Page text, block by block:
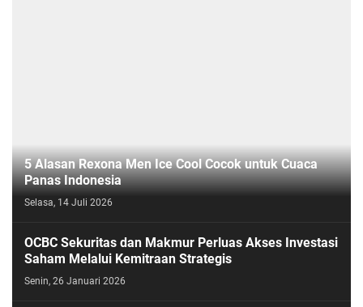
5 Alasan Rexona Men Ice Cool Cocok untuk Cuaca
Panas Indonesia
Selasa, 14 Juli 2026
OCBC Sekuritas dan Makmur Perluas Akses Investasi
Saham Melalui Kemitraan Strategis
Senin, 26 Januari 2026